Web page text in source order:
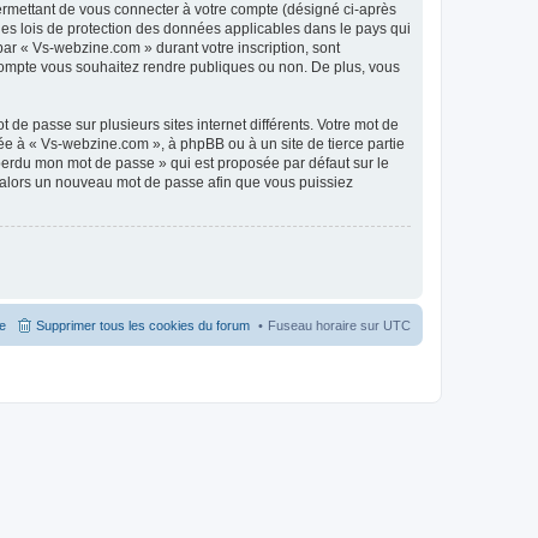
de vous connecter à votre compte (désigné ci-après
lois de protection des données applicables dans le pays qui
« Vs-webzine.com » durant votre inscription, sont
vous souhaitez rendre publiques ou non. De plus, vous
passe sur plusieurs sites internet différents. Votre mot de
à « Vs-webzine.com », à phpBB ou à un site de tierce partie
mon mot de passe » qui est proposée par défaut sur le
un nouveau mot de passe afin que vous puissiez
Fuseau horaire sur UTC
Supprimer tous les cookies du forum